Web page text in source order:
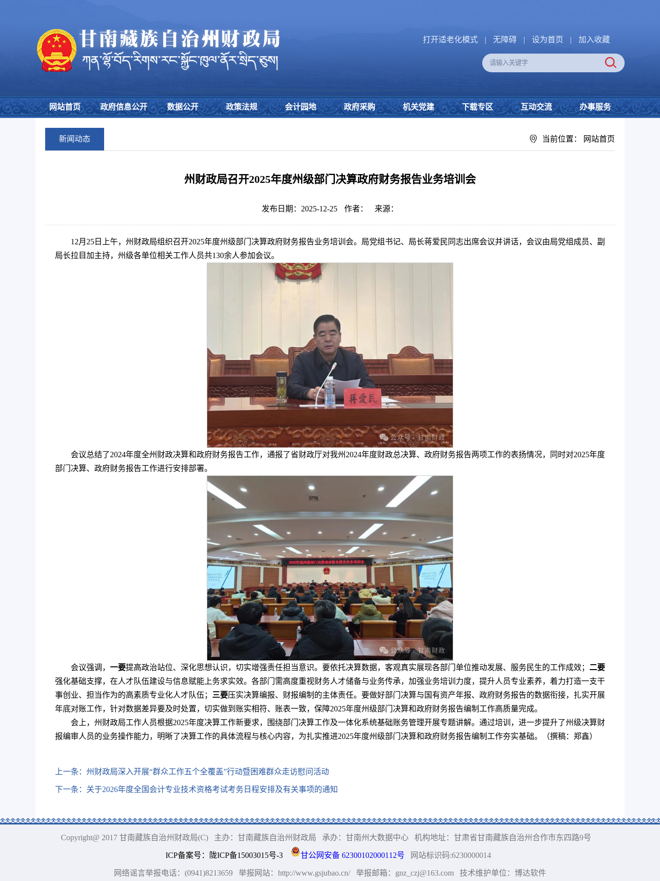
打开适老化模式 | 无障碍 | 设为首页 | 加入收藏
网站首页 政府信息公开 数据公开 政策法规 会计园地 政府采购 机关党建 下载专区 互动交流 办事服务
新闻动态 当前位置： 网站首页
州财政局召开2025年度州级部门决算政府财务报告业务培训会
发布日期：2025-12-25 作者： 来源：
12月25日上午，州财政局组织召开2025年度州级部门决算政府财务报告业务培训会。局党组书记、局长蒋爱民同志出席会议并讲话，会议由局党组成员、副
局长拉目加主持，州级各单位相关工作人员共130余人参加会议。
会议总结了2024年度全州财政决算和政府财务报告工作，通报了省财政厅对我州2024年度财政总决算、政府财务报告两项工作的表扬情况，同时对2025年度
部门决算、政府财务报告工作进行安排部署。
会议强调， 一要提高政治站位、深化思想认识，切实增强责任担当意识。要依托决算数据，客观真实展现各部门单位推动发展、服务民生的工作成效； 二要
强化基础支撑，在人才队伍建设与信息赋能上务求实效。各部门需高度重视财务人才储备与业务传承，加强业务培训力度，提升人员专业素养，着力打造一支干
事创业、担当作为的高素质专业化人才队伍； 三要压实决算编报、财报编制的主体责任。要做好部门决算与国有资产年报、政府财务报告的数据衔接，扎实开展
年底对账工作，针对数据差异要及时处置，切实做到账实相符、账表一致，保障2025年度州级部门决算和政府财务报告编制工作高质量完成。
会上，州财政局工作人员根据2025年度决算工作新要求，围绕部门决算工作及一体化系统基础账务管理开展专题讲解。通过培训，进一步提升了州级决算财
报编审人员的业务操作能力，明晰了决算工作的具体流程与核心内容，为扎实推进2025年度州级部门决算和政府财务报告编制工作夯实基础。（撰稿：郑鑫）
上一条： 州财政局深入开展“群众工作五个全覆盖”行动暨困难群众走访慰问活动
下一条： 关于2026年度全国会计专业技术资格考试考务日程安排及有关事项的通知
Copyright@ 2017 甘南藏族自治州财政局(C) 主办：甘南藏族自治州财政局 承办：甘南州大数据中心 机构地址：甘肃省甘南藏族自治州合作市东四路9号
ICP备案号 ： 陇ICP备15003015号-3 甘公网安备 62300102000112号 网站标识码:6230000014
网络谣言举报电话：(0941)8213659 举报网站：http://www.gsjubao.cn/ 举报邮箱：gnz_czj@163.com 技术维护单位：博达软件